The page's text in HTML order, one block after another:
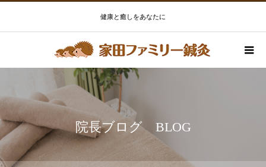
健康と癒しをあなたに
院長ブログ BLOG